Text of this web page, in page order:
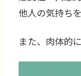
他人の気持ち
また、肉体的